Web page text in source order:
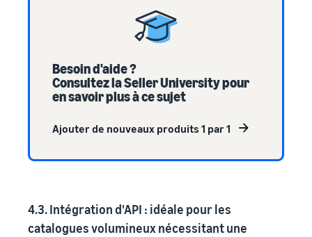
Besoin d'aide ?
Consultez la Seller University pour
en savoir plus à ce sujet
Ajouter de nouveaux produits 1 par 1
4.3. Intégration d'API : idéale pour les
catalogues volumineux nécessitant une